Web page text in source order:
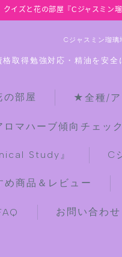
クイズと花の部屋『Cジャスミ
Cジャスミン瑠璃
取得勉強対応・精油を安
の部屋 ★全種/ア
マハーブ傾向チェック
Study』 C
め商品＆レビュー
お問い合わせ
【最新】クイズと花の部
★全種/アロマハーブス